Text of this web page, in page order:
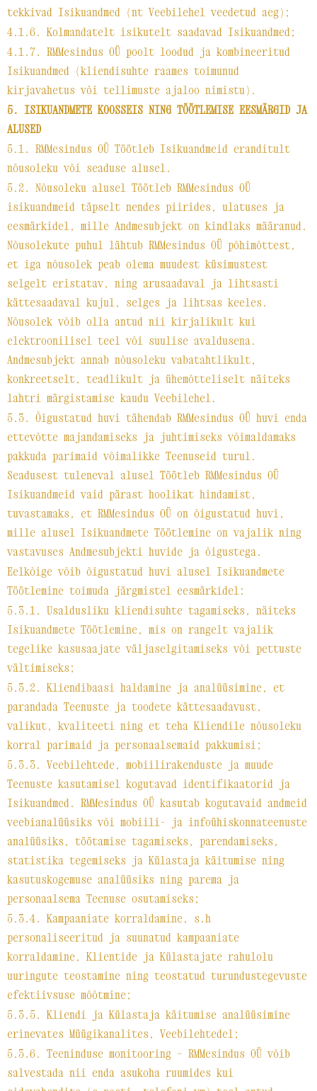
tekkivad Isikuandmed (nt Veebilehel veedetud aeg);
4.1.6. Kolmandatelt isikutelt saadavad Isikuandmed;
4.1.7. RMMesindus OÜ poolt loodud ja kombineeritud
Isikuandmed (kliendisuhte raames toimunud
kirjavahetus või tellimuste ajaloo nimistu).
5. ISIKUANDMETE KOOSSEIS NING TÖÖTLEMISE EESMÄRGID JA
ALUSED
5.1. RMMesindus OÜ Töötleb Isikuandmeid eranditult
nõusoleku või seaduse alusel.
5.2. Nõusoleku alusel Töötleb RMMesindus OÜ
isikuandmeid täpselt nendes piirides, ulatuses ja
eesmärkidel, mille Andmesubjekt on kindlaks määranud.
Nõusolekute puhul lähtub RMMesindus OÜ põhimõttest,
et iga nõusolek peab olema muudest küsimustest
selgelt eristatav, ning arusaadaval ja lihtsasti
kättesaadaval kujul, selges ja lihtsas keeles.
Nõusolek võib olla antud nii kirjalikult kui
elektroonilisel teel või suulise avaldusena.
Andmesubjekt annab nõusoleku vabatahtlikult,
konkreetselt, teadlikult ja ühemõtteliselt näiteks
lahtri märgistamise kaudu Veebilehel.
5.3. Õigustatud huvi tähendab RMMesindus OÜ huvi enda
ettevõtte majandamiseks ja juhtimiseks võimaldamaks
pakkuda parimaid võimalikke Teenuseid turul.
Seadusest tuleneval alusel Töötleb RMMesindus OÜ
Isikuandmeid vaid pärast hoolikat hindamist,
tuvastamaks, et RMMesindus OÜ on õigustatud huvi,
mille alusel Isikuandmete Töötlemine on vajalik ning
vastavuses Andmesubjekti huvide ja õigustega.
Eelkõige võib õigustatud huvi alusel Isikuandmete
Töötlemine toimuda järgmistel eesmärkidel:
5.3.1. Usaldusliku kliendisuhte tagamiseks, näiteks
Isikuandmete Töötlemine, mis on rangelt vajalik
tegelike kasusaajate väljaselgitamiseks või pettuste
vältimiseks;
5.3.2. Kliendibaasi haldamine ja analüüsimine, et
parandada Teenuste ja toodete kättesaadavust,
valikut, kvaliteeti ning et teha Kliendile nõusoleku
korral parimaid ja personaalsemaid pakkumisi;
5.3.3. Veebilehtede, mobiilirakenduste ja muude
Teenuste kasutamisel kogutavad identifikaatorid ja
Isikuandmed. RMMesindus OÜ kasutab kogutavaid andmeid
veebianalüüsiks või mobiili- ja infoühiskonnateenuste
analüüsiks, töötamise tagamiseks, parendamiseks,
statistika tegemiseks ja Külastaja käitumise ning
kasutuskogemuse analüüsiks ning parema ja
personaalsema Teenuse osutamiseks;
5.3.4. Kampaaniate korraldamine, s.h
personaliseeritud ja suunatud kampaaniate
korraldamine, Klientide ja Külastajate rahulolu
uuringute teostamine ning teostatud turundustegevuste
efektiivsuse mõõtmine;
5.3.5. Kliendi ja Külastaja käitumise analüüsimine
erinevates Müügikanalites, Veebilehtedel;
5.3.6. Teeninduse monitooring – RMMesindus OÜ võib
salvestada nii enda asukoha ruumides kui